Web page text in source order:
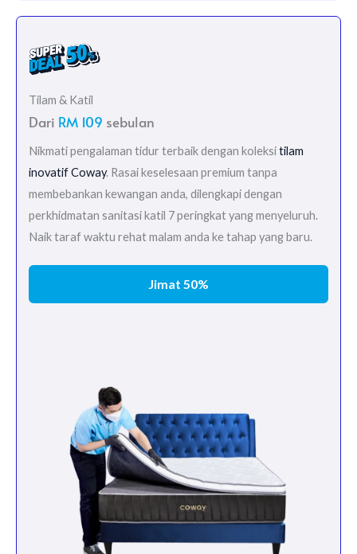
Tilam & Katil
Dari RM 109 sebulan
Nikmati pengalaman tidur terbaik dengan koleksitilam
inovatif Coway. Rasai keselesaan premium tanpa
membebankan kewangan anda, dilengkapi dengan
perkhidmatan sanitasi katil 7 peringkat yang menyeluruh.
Naik taraf waktu rehat malam anda ke tahap yang baru.
Jimat 50%